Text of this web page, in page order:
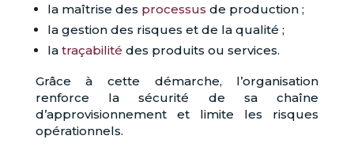
la maîtrise des processus de production ;
la gestion des risques et de la qualité ;
la traçabilité des produits ou services.
Grâce à cette démarche, l’organisation
renforce la sécurité de sa chaîne
d’approvisionnement et limite les risques
opérationnels.